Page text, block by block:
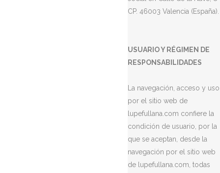
CP. 46003 Valencia (España).
USUARIO Y RÉGIMEN DE
RESPONSABILIDADES
La navegación, acceso y uso
por el sitio web de
lupefullana.com confiere la
condición de usuario, por la
que se aceptan, desde la
navegación por el sitio web
de lupefullana.com, todas